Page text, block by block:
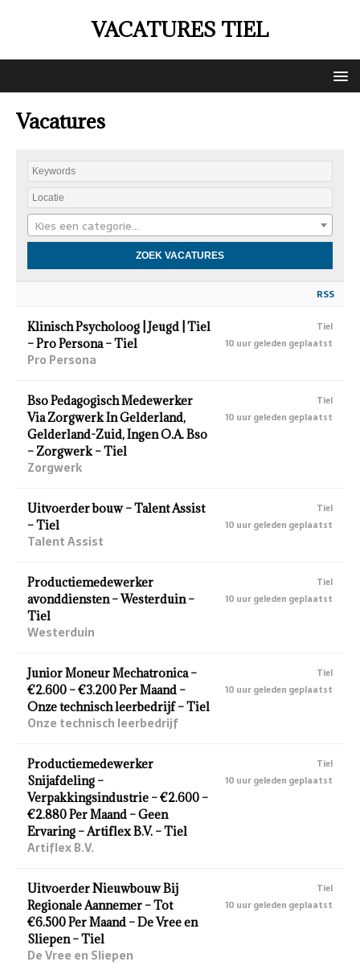
VACATURES TIEL
Vacatures
Kies een categorie…
RSS
Klinisch Psycholoog | Jeugd | Tiel
– Pro Persona – Tiel
Pro Persona
Tiel
10 uur geleden geplaatst
Bso Pedagogisch Medewerker
Via Zorgwerk In Gelderland,
Gelderland-Zuid, Ingen O.A. Bso
– Zorgwerk – Tiel
Zorgwerk
Tiel
10 uur geleden geplaatst
Uitvoerder bouw – Talent Assist
– Tiel
Talent Assist
Tiel
10 uur geleden geplaatst
Productiemedewerker
avonddiensten – Westerduin –
Tiel
Westerduin
Tiel
10 uur geleden geplaatst
Junior Moneur Mechatronica –
€2.600 – €3.200 Per Maand –
Onze technisch leerbedrijf – Tiel
Onze technisch leerbedrijf
Tiel
10 uur geleden geplaatst
Productiemedewerker
Snijafdeling –
Verpakkingsindustrie – €2.600 –
€2.880 Per Maand – Geen
Ervaring – Artiflex B.V. – Tiel
Artiflex B.V.
Tiel
10 uur geleden geplaatst
Uitvoerder Nieuwbouw Bij
Regionale Aannemer – Tot
€6.500 Per Maand – De Vree en
Sliepen – Tiel
De Vree en Sliepen
Tiel
10 uur geleden geplaatst